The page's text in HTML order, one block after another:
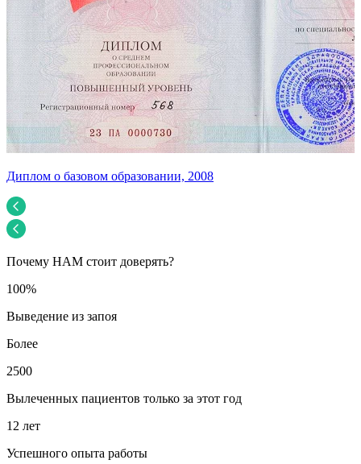
Диплом о базовом образовании, 2008
Почему НАМ стоит доверять?
100%
Выведение из запоя
Более
2500
Вылеченных пациентов только за этот год
12 лет
Успешного опыта работы